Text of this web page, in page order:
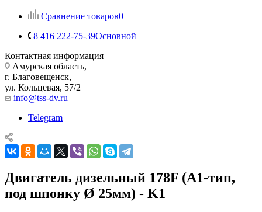
Сравнение товаров0
8 416 222-75-39Основной
Контактная информация
Амурская область,
г. Благовещенск,
ул. Кольцевая, 57/2
info@tss-dv.ru
Telegram
Двигатель дизельный 178F (А1-тип,
под шпонку Ø 25мм) - K1